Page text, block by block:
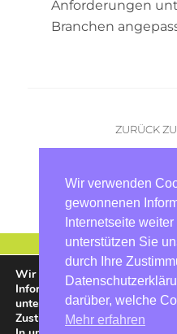
Anforderungen
Branchen
ZURÜCK
Wir verwenden Cookies, um
Informationen unsere
unterstützen Sie uns in
Zustimmung.
Wir verwenden
gewonnenen
Internetseite
unterstützen Sie
durch Ihre
darüber, welche
Mehr erfahren